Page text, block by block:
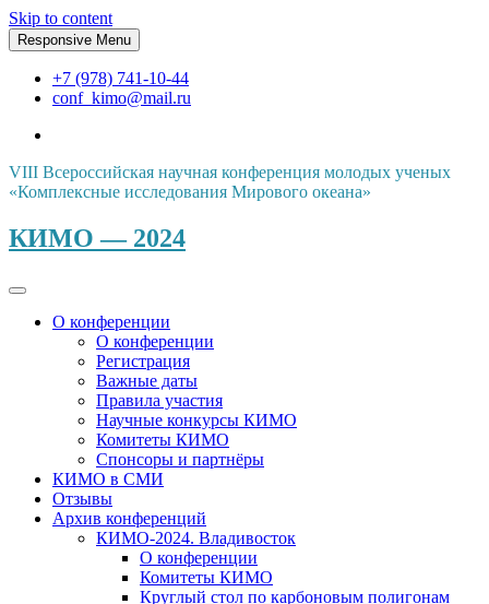
Skip to content
Responsive Menu
+7 (978) 741-10-44
conf_kimo@mail.ru
VIII Всероссийская научная конференция молодых ученых
«Комплексные исследования Мирового океана»
КИМО — 2024
О конференции
О конференции
Регистрация
Важные даты
Правила участия
Научные конкурсы КИМО
Комитеты КИМО
Спонсоры и партнёры
КИМО в СМИ
Отзывы
Архив конференций
КИМО-2024. Владивосток
О конференции
Комитеты КИМО
Круглый стол по карбоновым полигонам